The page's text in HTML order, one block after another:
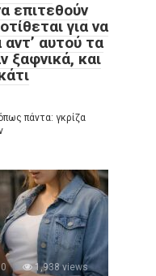
επιτεθούν
για να
αυτού τα
ξαφνικά, και
πάντα: γκρίζα
1,938 views